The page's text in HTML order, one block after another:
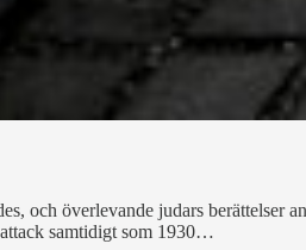
och överlevande judars berättelser
samtidigt som 1930…